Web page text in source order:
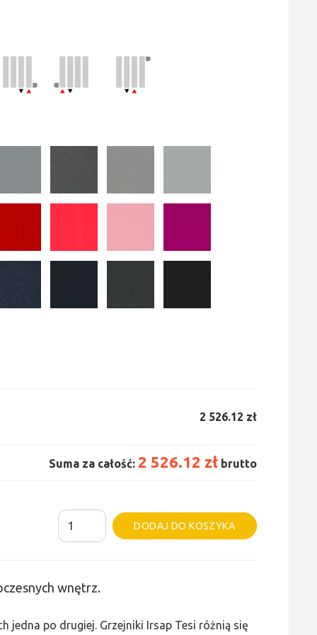
2 526.12 zł
Suma za całość: 2 526.12 zł brutto
ilość
Grzejnik
DODAJ DO KOSZYKA
Alternative:
wnętrz.
jedna po drugiej. Grzejniki Irsap Tesi różnią się